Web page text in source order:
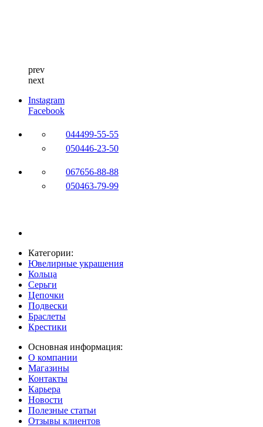
prev
next
Instagram
Facebook
044499-55-55
050446-23-50
067656-88-88
050463-79-99
Категории:
Ювелирные украшения
Кольца
Серьги
Цепочки
Подвески
Браслеты
Крестики
Основная информация:
О компании
Магазины
Контакты
Карьера
Новости
Полезные статьи
Отзывы клиентов